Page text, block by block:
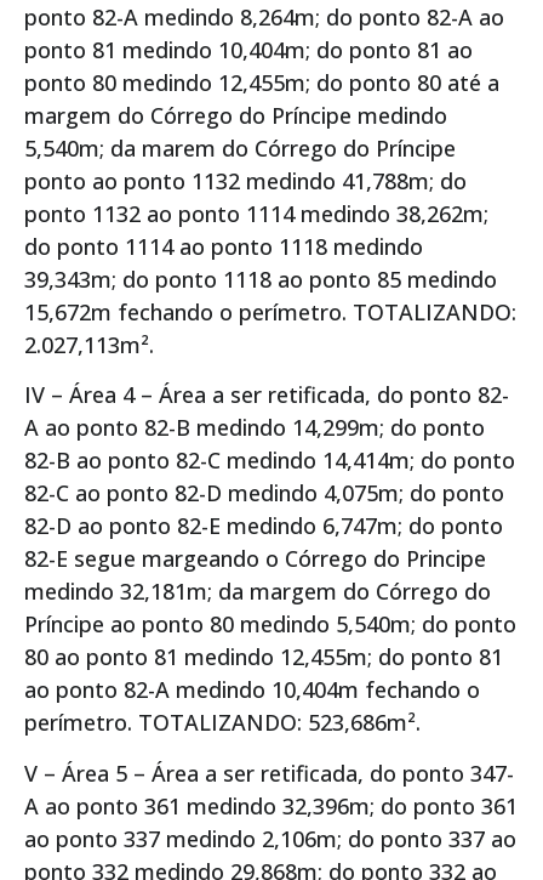
ponto 82-A medindo 8,264m; do ponto 82-A ao
ponto 81 medindo 10,404m; do ponto 81 ao
ponto 80 medindo 12,455m; do ponto 80 até a
margem do Córrego do Príncipe medindo
5,540m; da marem do Córrego do Príncipe
ponto ao ponto 1132 medindo 41,788m; do
ponto 1132 ao ponto 1114 medindo 38,262m;
do ponto 1114 ao ponto 1118 medindo
39,343m; do ponto 1118 ao ponto 85 medindo
15,672m fechando o perímetro. TOTALIZANDO:
2.027,113m².
IV – Área 4 – Área a ser retificada, do ponto 82-
A ao ponto 82-B medindo 14,299m; do ponto
82-B ao ponto 82-C medindo 14,414m; do ponto
82-C ao ponto 82-D medindo 4,075m; do ponto
82-D ao ponto 82-E medindo 6,747m; do ponto
82-E segue margeando o Córrego do Principe
medindo 32,181m; da margem do Córrego do
Príncipe ao ponto 80 medindo 5,540m; do ponto
80 ao ponto 81 medindo 12,455m; do ponto 81
ao ponto 82-A medindo 10,404m fechando o
perímetro. TOTALIZANDO: 523,686m².
V – Área 5 – Área a ser retificada, do ponto 347-
A ao ponto 361 medindo 32,396m; do ponto 361
ao ponto 337 medindo 2,106m; do ponto 337 ao
ponto 332 medindo 29,868m; do ponto 332 ao